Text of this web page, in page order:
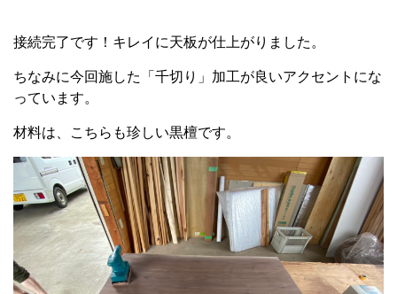
接続完了です！キレイに天板が仕上がりました。
ちなみに今回施した「千切り」加工が良いアクセントにな
っています。
材料は、こちらも珍しい黒檀です。